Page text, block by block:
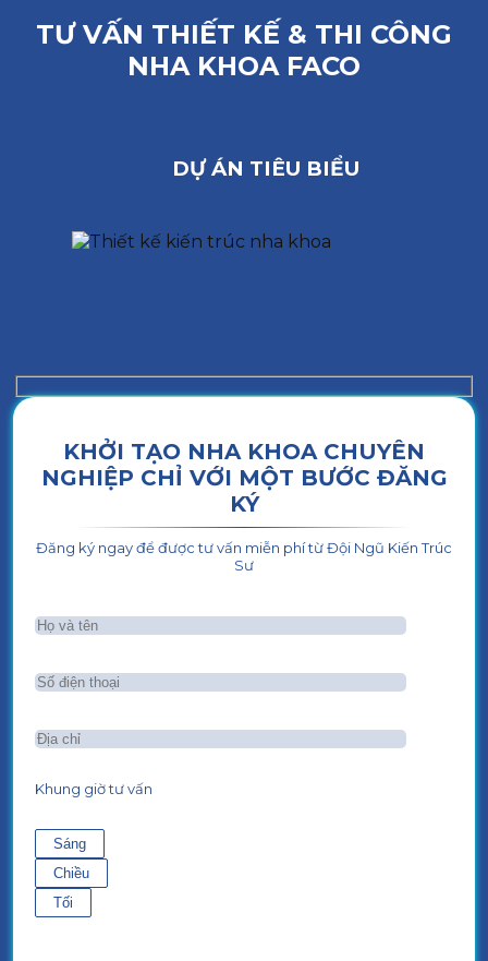
TƯ VẤN THIẾT KẾ & THI CÔNG
NHA KHOA FACO
DỰ ÁN TIÊU BIỂU
KHỞI TẠO NHA KHOA CHUYÊN
NGHIỆP CHỈ VỚI MỘT BƯỚC ĐĂNG
KÝ
Đăng ký ngay để được tư vấn miễn phí từ Đội Ngũ Kiến Trúc
Sư
Khung giờ tư vấn
Sáng
Chiều
Tối